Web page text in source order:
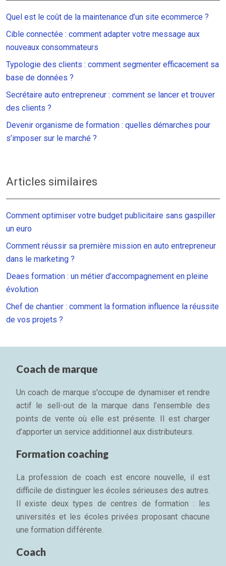
Quel est le coût de la maintenance d’un site ecommerce ?
Cible connectée : comment adapter votre message aux
nouveaux consommateurs
Typologie des clients : comment segmenter efficacement sa
base de données ?
Secrétaire auto entrepreneur : comment se lancer et trouver
des clients ?
Devenir organisme de formation : quelles démarches pour
s’imposer sur le marché ?
Articles similaires
Comment optimiser votre budget publicitaire sans gaspiller
un euro
Comment réussir sa première mission en auto entrepreneur
dans le marketing ?
Deaes formation : un métier d’accompagnement en pleine
évolution
Chef de chantier : comment la formation influence la réussite
de vos projets ?
Coach de marque
Un coach de marque s'occupe de dynamiser et rendre
actif le sell-out de la marque dans l’ensemble des
points de vente où elle est présente. Il est charger
d’apporter un service additionnel aux distributeurs.
Formation coaching
La profession de coach est encore nouvelle, il est
difficile de distinguer les écoles sérieuses des autres.
Il existe deux types de centres de formation : les
universités et les écoles privées proposant chacune
une formation différente.
Coach